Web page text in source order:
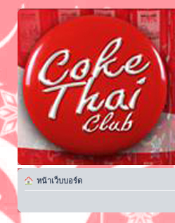
หน้าเว็บบอร์ด